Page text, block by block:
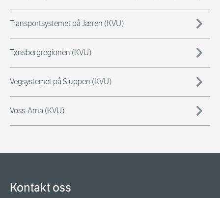
Transportsystemet på Jæren (KVU)
Tønsbergregionen (KVU)
Vegsystemet på Sluppen (KVU)
Voss-Arna (KVU)
Kontakt oss